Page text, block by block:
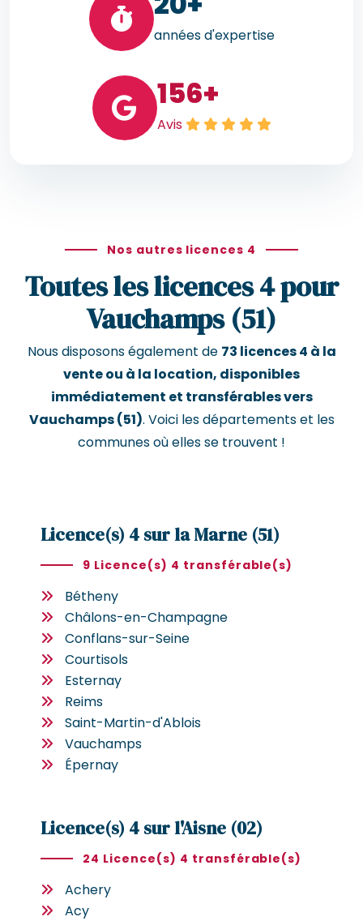
années d'expertise
156+
Avis
Nos autres licences 4
Toutes les licences 4 pour
Vauchamps (51)
Nous disposons également de 73 licences 4 à la
vente ou à la location, disponibles
immédiatement et transférables vers
Vauchamps (51). Voici les départements et les
communes où elles se trouvent !
Licence(s) 4 sur la Marne (51)
9 Licence(s) 4 transférable(s)
Bétheny
Châlons-en-Champagne
Conflans-sur-Seine
Courtisols
Esternay
Reims
Saint-Martin-d'Ablois
Vauchamps
Épernay
Licence(s) 4 sur l'Aisne (02)
24 Licence(s) 4 transférable(s)
Achery
Acy